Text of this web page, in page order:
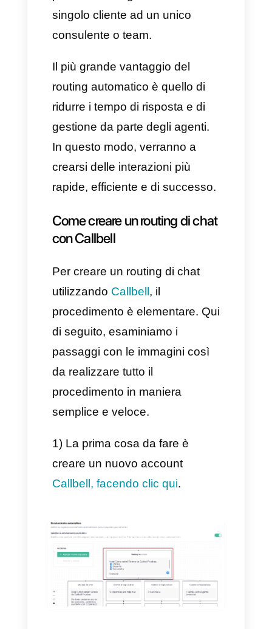
Vantaggi del routing di chat
Uno dei principali vantaggi
previsti dal routing automatico è
la capacità di ottimizzare la
gestione dei device, rendendo
più efficiente la comunicazione
con i propri clienti. Ciò avviene
perché il routing facilita il lavoro
degli agenti che riescono a
concentrarsi sullo sviluppo delle
attività più importanti.
Un ulteriore vantaggio del
routing è l’essere scalabile e
modellabile. Puoi trasformare il
routing in quello che vuoi,
tipo ha funzioni e scopi
differenti. Ad esempio: è
possano raccogliere dei dettagli
su un determinato problema
posto all’attenzione dal cliente,
ma può succedere che